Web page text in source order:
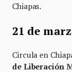
Chiapas.
21 de
Circula en
de Liberación